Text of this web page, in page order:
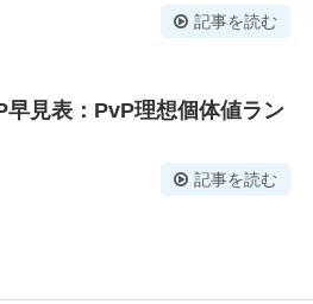
記事を読む
早見表：PvP理想個体値ラン
記事を読む